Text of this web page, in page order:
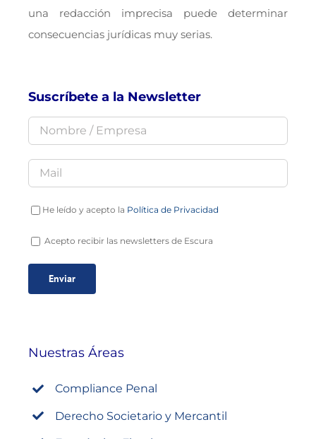
una redacción imprecisa puede determinar
consecuencias jurídicas muy serias.
Suscríbete a la Newsletter
He leído y acepto la Política de Privacidad
Acepto recibir las newsletters de Escura
Nuestras Áreas
Compliance Penal
Derecho Societario y Mercantil